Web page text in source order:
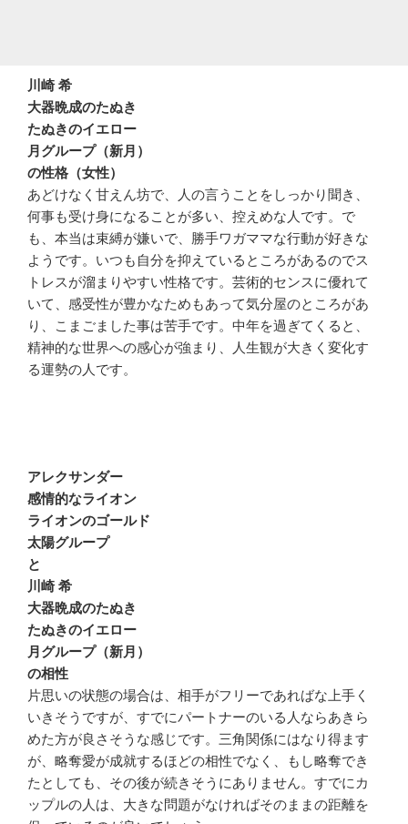
川崎 希
大器晩成のたぬき
たぬきのイエロー
月グループ（新月）
の性格（女性）
あどけなく甘えん坊で、人の言うことをしっかり聞き、
何事も受け身になることが多い、控えめな人です。で
も、本当は束縛が嫌いで、勝手ワガママな行動が好きな
ようです。いつも自分を抑えているところがあるのでス
トレスが溜まりやすい性格です。芸術的センスに優れて
いて、感受性が豊かなためもあって気分屋のところがあ
り、こまごました事は苦手です。中年を過ぎてくると、
精神的な世界への感心が強まり、人生観が大きく変化す
る運勢の人です。
アレクサンダー
感情的なライオン
ライオンのゴールド
太陽グループ
と
川崎 希
大器晩成のたぬき
たぬきのイエロー
月グループ（新月）
の相性
片思いの状態の場合は、相手がフリーであればな上手く
いきそうですが、すでにパートナーのいる人ならあきら
めた方が良さそうな感じです。三角関係にはなり得ます
が、略奪愛が成就するほどの相性でなく、もし略奪でき
たとしても、その後が続きそうにありません。すでにカ
ップルの人は、大きな問題がなければそのままの距離を